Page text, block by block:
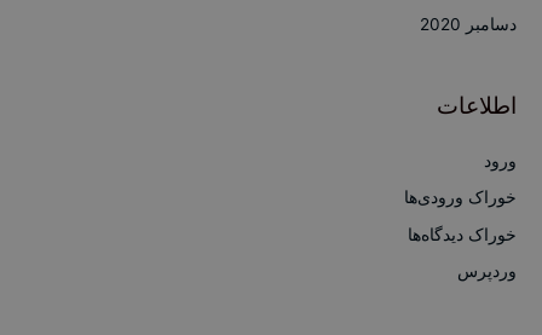
دسامبر 2020
اطلاعات
ورود
خوراک ورودی‌ها
خوراک دیدگاه‌ها
وردپرس